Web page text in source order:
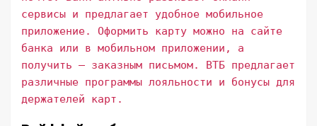
сервисы и предлагает удобное мобильное
приложение. Оформить карту можно на сайте
банка или в мобильном приложении, а
получить – заказным письмом. ВТБ предлагает
различные программы лояльности и бонусы для
держателей карт.